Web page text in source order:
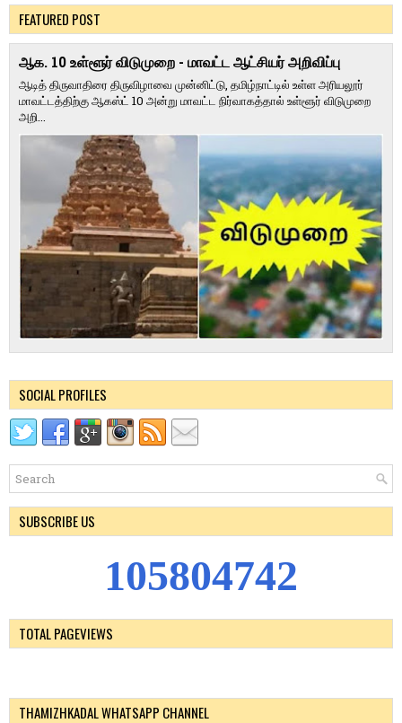
FEATURED POST
ஆக. 10 உள்ளூர் விடுமுறை - மாவட்ட ஆட்சியர் அறிவிப்பு
ஆடித் திருவாதிரை திருவிழாவை முன்னிட்டு, தமிழ்நாட்டில் உள்ள அரியலூர்
மாவட்டத்திற்கு ஆகஸ்ட் 10 அன்று மாவட்ட நிர்வாகத்தால் உள்ளூர் விடுமுறை
அறி...
SOCIAL PROFILES
SUBSCRIBE US
105804742
TOTAL PAGEVIEWS
THAMIZHKADAL WHATSAPP CHANNEL